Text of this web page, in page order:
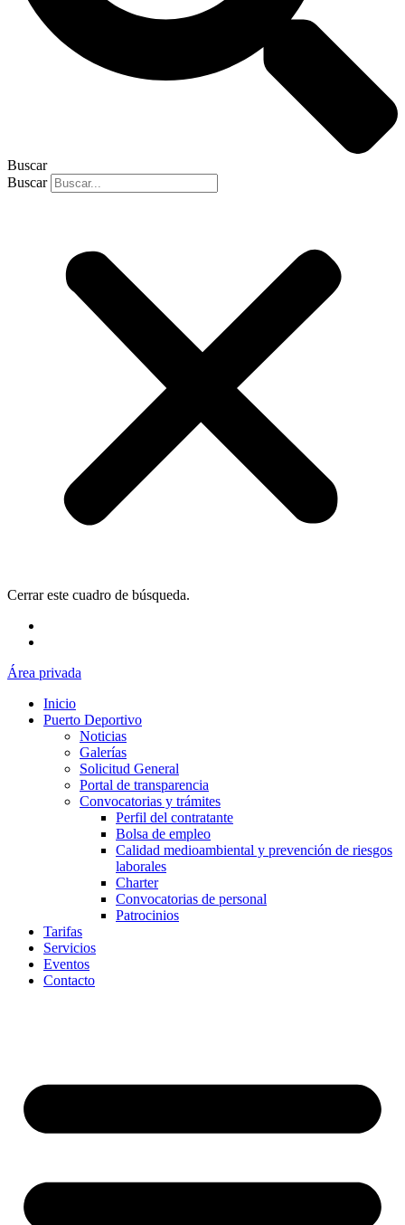
Buscar
Buscar
Cerrar este cuadro de búsqueda.
Área privada
Inicio
Puerto Deportivo
Noticias
Galerías
Solicitud General
Portal de transparencia
Convocatorias y trámites
Perfil del contratante
Bolsa de empleo
Calidad medioambiental y prevención de riesgos
laborales
Charter
Convocatorias de personal
Patrocinios
Tarifas
Servicios
Eventos
Contacto